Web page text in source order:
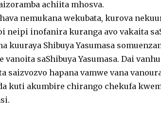
achiita mhosva.
nemukana wekubata, kurova
neipi inofanira kuranga avo vakaita
kuuraya Shibuya Yasumasa
vanoita saShibuya Yasumasa. Dai
saizvozvo hapana vamwe vana
kuti akumbire chirango chekufa